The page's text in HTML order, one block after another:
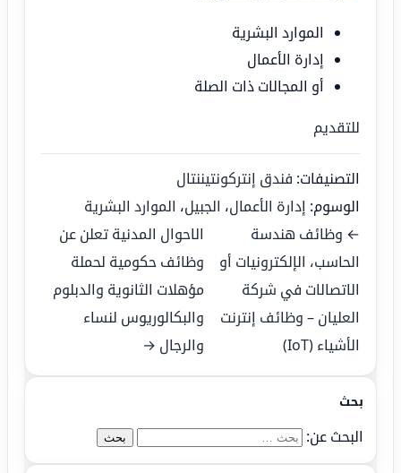
بحث
البحث عن:
الموارد البشرية
إدارة الأعمال
أو المجالات ذات الصلة
للتقديم
التصنيفات: فندق إنتركونتيننتال
الوسوم: إدارة الأعمال، الجبيل، الموارد البشرية
← وظائف هندسة
الحاسب، الإلكترونيات أو
الاتصالات في شركة
العليان – وظائف إنترنت
الأشياء (IoT)
الاحوال المدنية تعلن عن
وظائف حكومية لحملة
مؤهلات الثانوية والدبلوم
والبكالوريوس لنساء
والرجال →